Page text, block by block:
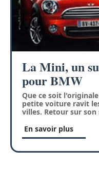
La Mini, un
pour BMW
Que ce soit
petite voiture ravit
villes. Retour sur son
En savoir plus